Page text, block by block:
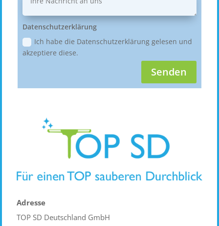
Datenschutzerklärung
Ich habe die Datenschutzerklärung gelesen und
akzeptiere diese.
Senden
Adresse
TOP SD Deutschland GmbH